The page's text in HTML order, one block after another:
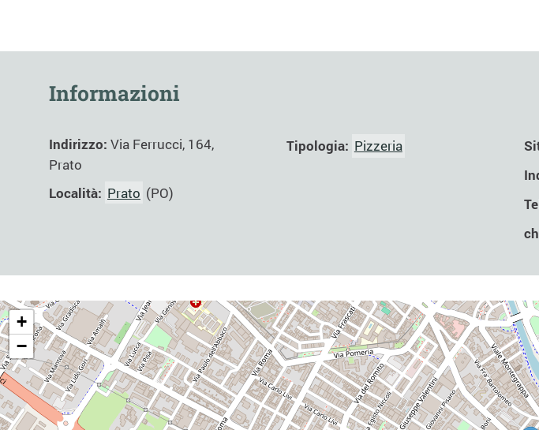
Informazioni
Indirizzo: Via Ferrucci, 164,
Prato
Località: Prato (PO)
Tipologia: Pizzeria
+
−